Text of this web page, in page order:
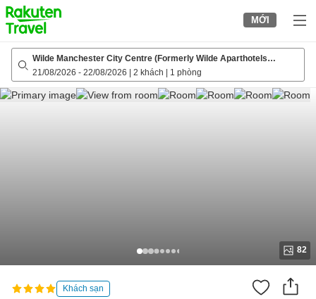
to
top
page
MỚI
Wilde Manchester City Centre (Formerly Wilde Aparthotels
Manchester St. Peters Square)
21/08/2026 - 22/08/2026 2 khách 1 phòng
82
Khách sạn